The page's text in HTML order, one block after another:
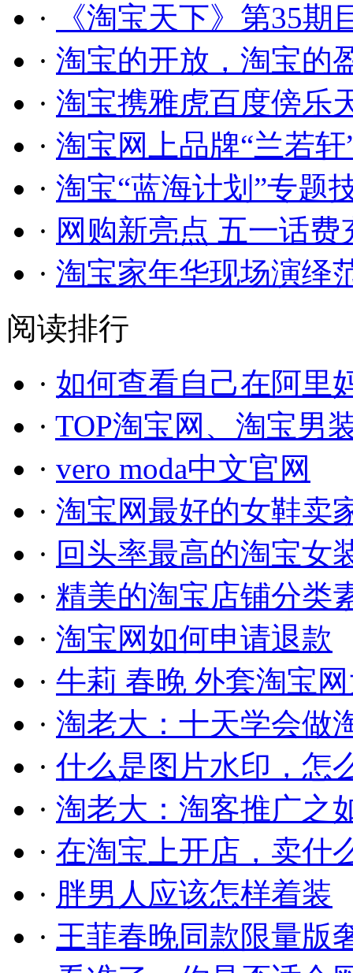
·
《淘宝天下》第35期
· 淘宝的开放，淘宝的
· 淘宝携雅虎百度傍乐
· 淘宝网上品牌“兰若
· 淘宝“蓝海计划”专题
· 网购新亮点 五一话费
· 淘宝家年华现场演绎
阅读排行
· 如何查看自己在阿里
· TOP淘宝网、淘宝男
· vero moda中文官网
· 淘宝网最好的女鞋卖
· 回头率最高的淘宝女
· 精美的淘宝店铺分类
· 淘宝网如何申请退款
· 牛莉 春晚 外套淘宝
· 淘老大：十天学会做
· 什么是图片水印，怎
· 淘老大：淘客推广之
· 在淘宝上开店，卖什
· 胖男人应该怎样着装
· 王菲春晚同款限量版